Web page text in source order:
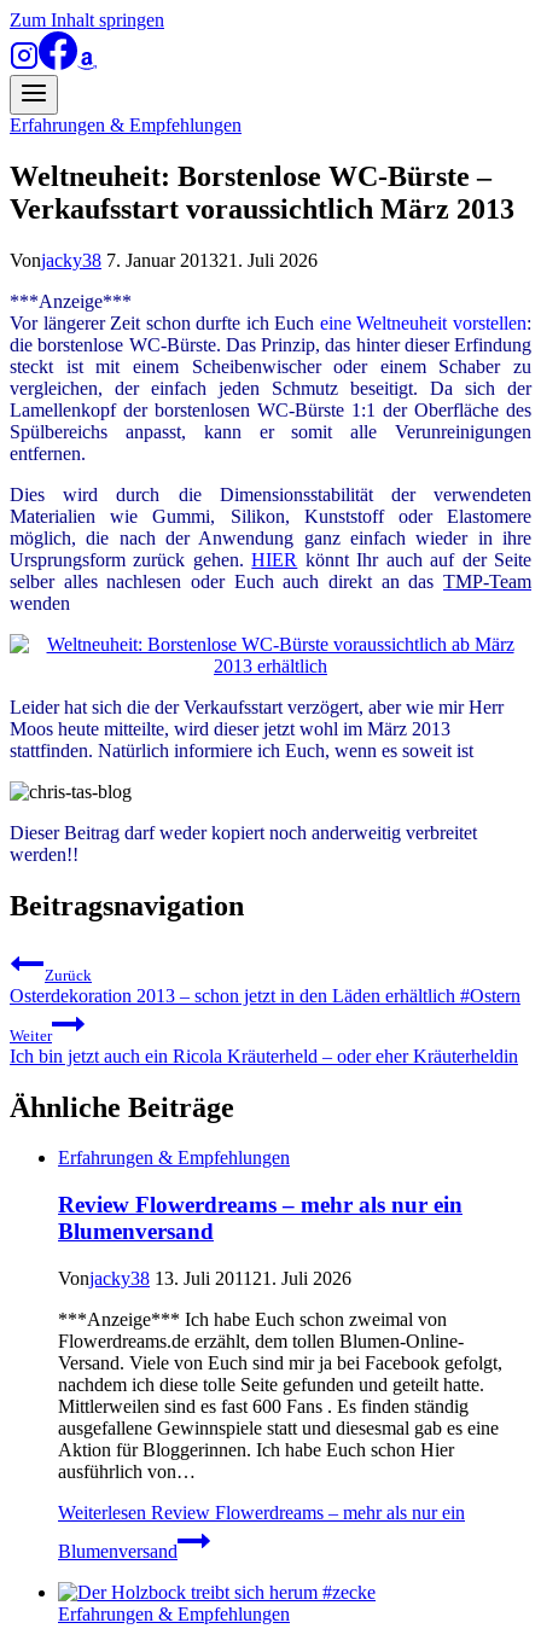
Zum Inhalt springen
Erfahrungen & Empfehlungen
Weltneuheit: Borstenlose WC-Bürste –
Verkaufsstart voraussichtlich März 2013
Vonjacky38 7. Januar 201321. Juli 2026
***Anzeige***
Vor längerer Zeit schon durfte ich Euch eine Weltneuheit vorstellen:
die borstenlose WC-Bürste. Das Prinzip, das hinter dieser Erfindung
steckt ist mit einem Scheibenwischer oder einem Schaber zu
vergleichen, der einfach jeden Schmutz beseitigt. Da sich der
Lamellenkopf der borstenlosen WC-Bürste 1:1 der Oberfläche des
Spülbereichs anpasst, kann er somit alle Verunreinigungen
entfernen.
Dies wird durch die Dimensionsstabilität der verwendeten
Materialien wie Gummi, Silikon, Kunststoff oder Elastomere
möglich, die nach der Anwendung ganz einfach wieder in ihre
Ursprungsform zurück gehen.HIER könnt Ihr auch auf der Seite
selber alles nachlesen oder Euch auch direkt an das TMP-Team
wenden
Leider hat sich die der Verkaufsstart verzögert, aber wie mir Herr
Moos heute mitteilte, wird dieser jetzt wohl im März 2013
stattfinden. Natürlich informiere ich Euch, wenn es soweit ist
Dieser Beitrag darf weder kopiert noch anderweitig verbreitet
werden!!
Beitragsnavigation
Zurück
Osterdekoration 2013 – schon jetzt in den Läden erhältlich #Ostern
Weiter
Ich bin jetzt auch ein Ricola Kräuterheld – oder eher Kräuterheldin
Ähnliche Beiträge
Erfahrungen & Empfehlungen
Review Flowerdreams – mehr als nur ein
Blumenversand
Vonjacky38 13. Juli 2011 21. Juli 2026
***Anzeige*** Ich habe Euch schon zweimal von
Flowerdreams.de erzählt, dem tollen Blumen-Online-
Versand. Viele von Euch sind mir ja bei Facebook gefolgt,
nachdem ich diese tolle Seite gefunden und geteilt hatte.
Mittlerweilen sind es fast 600 Fans . Es finden ständig
ausgefallene Gewinnspiele statt und diesesmal gab es eine
Aktion für Bloggerinnen. Ich habe Euch schon Hier
ausführlich von…
Weiterlesen Review Flowerdreams – mehr als nur ein
Blumenversand
Erfahrungen & Empfehlungen